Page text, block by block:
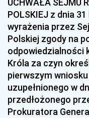
POLSKIEJ z dnia
wyrażenia przez
Polskiej zgody na
odpowiedzialności
Króla za czyn
pierwszym
uzupełnionego w
przedłożonego
Prokuratora